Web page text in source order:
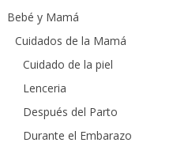
Bebé y Mamá
Cuidados de la Mamá
Cuidado de la piel
Lenceria
Después del Parto
Durante el Embarazo